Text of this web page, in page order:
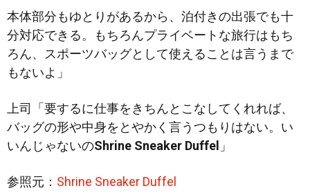
本体部分もゆとりがあるから、泊付きの出張でも十
分対応できる。もちろんプライベートな旅行はもち
ろん、スポーツバッグとして使えることは言うまで
もないよ」
上司「要するに仕事をきちんとこなしてくれれば、
バッグの形や中身をとやかく言うつもりはない。い
いんじゃないのShrine Sneaker Duffel 」
参照元： Shrine Sneaker Duffel